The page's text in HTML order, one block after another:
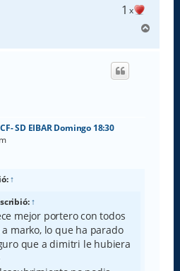
1 x
r
SD EIBAR Domingo 18:30
↑
↑
mejor portero con todos
marko, lo que ha parado
que a dimitri le hubiera